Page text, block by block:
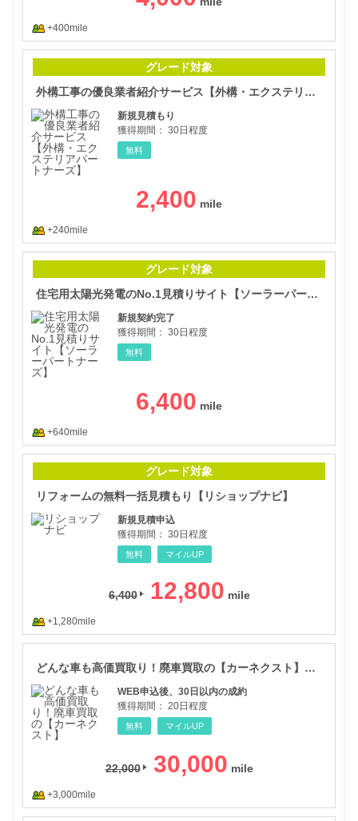
+400mile
グレード対象
外構工事の優良業者紹介サービス【外構・エクステリアパートナーズ】
新規見積もり
獲得期間： 30日程度
無料
2,400
+240mile
グレード対象
住宅用太陽光発電のNo.1見積りサイト【ソーラーパートナーズ】
新規契約完了
獲得期間： 30日程度
無料
6,400
+640mile
グレード対象
リフォームの無料一括見積もり【リショップナビ】
新規見積申込
獲得期間： 30日程度
無料 マイルUP
6,400 12,800
+1,280mile
どんな車も高価買取り！廃車買取の【カーネクスト】申し込み促進
WEB申込後、30日以内の成約
獲得期間： 20日程度
無料 マイルUP
22,000 30,000
+3,000mile